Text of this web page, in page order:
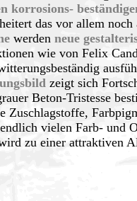
korrosions-
das vor allem noch
werden neue
wie von Felix
zeigt sich
Beton-Tristesse
Zuschlagstoffe,
vielen Farb- und
zu einer attraktiven